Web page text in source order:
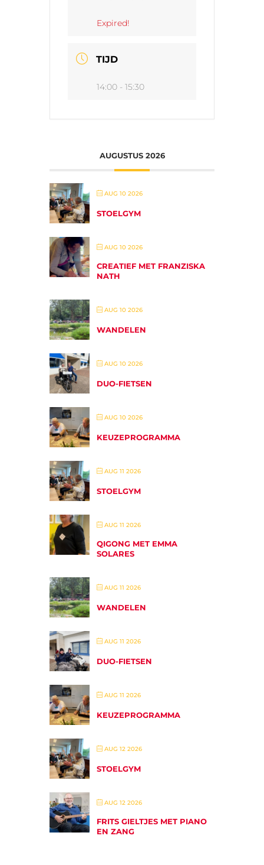
Expired!
TIJD
14:00 - 15:30
AUGUSTUS 2026
AUG 10 2026
STOELGYM
AUG 10 2026
CREATIEF MET FRANZISKA
NATH
AUG 10 2026
WANDELEN
AUG 10 2026
DUO-FIETSEN
AUG 10 2026
KEUZEPROGRAMMA
AUG 11 2026
STOELGYM
AUG 11 2026
QIGONG MET EMMA
SOLARES
AUG 11 2026
WANDELEN
AUG 11 2026
DUO-FIETSEN
AUG 11 2026
KEUZEPROGRAMMA
AUG 12 2026
STOELGYM
AUG 12 2026
FRITS GIELTJES MET PIANO
EN ZANG